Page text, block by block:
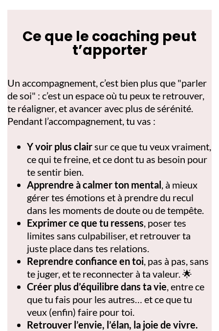
Ce que le coaching peut
t’apporter
Un accompagnement, c’est bien plus que "parler
de soi" : c’est un espace où tu peux te retrouver,
te réaligner, et avancer avec plus de sérénité.
Pendant l’accompagnement, tu vas :
Y voir plus clairsur ce que tu veux vraiment,
ce qui te freine, et ce dont tu as besoin pour
te sentir bien.
Apprendre à calmer ton mental, à mieux
gérer tes émotions et à prendre du recul
dans les moments de doute ou de tempête.
Exprimer ce que tu ressens, poser tes
limites sans culpabiliser, et retrouver ta
juste place dans tes relations.
Reprendre confiance en toi, pas à pas, sans
te juger, et te reconnecter à ta valeur. 🌟
Créer plus d’équilibre dans ta vie, entre ce
que tu fais pour les autres… et ce que tu
veux (enfin) faire pour toi.
Retrouver l’envie, l’élan, la joie de vivre.